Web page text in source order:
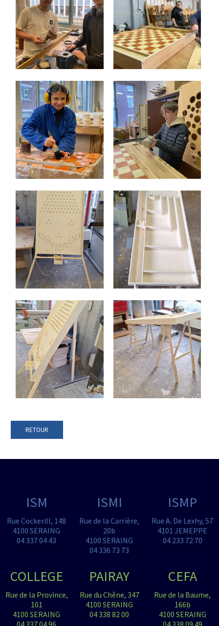
RETOUR
ISM
Rue Cockerill, 148
4100 SERAING
04 337 04 43
ISMI
Rue de la Carrière,
20b
4100 SERAING
04 336 73 73
ISMP
Rue A. De Lexhy, 57
4101 JEMEPPE
04 233 72 70
COLLEGE
Rue de la Province,
101
4100 SERAING
PAIRAY
Rue du Chêne, 347
4100 SERAING
04 338 82 00
CEFA
Rue de la Baume,
166b
4100 SERAING